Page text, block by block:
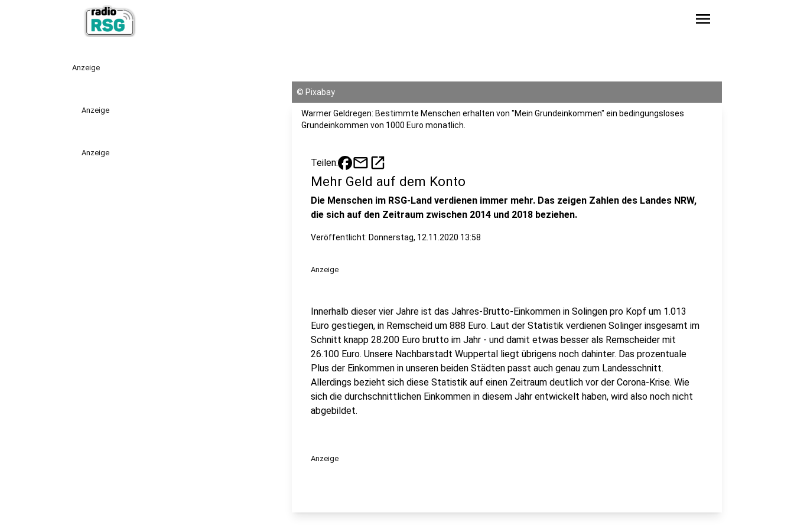
menu
Anzeige
Anzeige
Anzeige
© Pixabay
Warmer Geldregen: Bestimmte Menschen erhalten von "Mein Grundeinkommen" ein bedingungsloses
Grundeinkommen von 1000 Euro monatlich.
Teilen: mailopen_in_new
Mehr Geld auf dem Konto
Die Menschen im RSG-Land verdienen immer mehr. Das zeigen Zahlen des Landes NRW,
die sich auf den Zeitraum zwischen 2014 und 2018 beziehen.
Veröffentlicht: Donnerstag, 12.11.2020 13:58
Anzeige
Innerhalb dieser vier Jahre ist das Jahres-Brutto-Einkommen in Solingen pro Kopf um 1.013
Euro gestiegen, in Remscheid um 888 Euro. Laut der Statistik verdienen Solinger insgesamt im
Schnitt knapp 28.200 Euro brutto im Jahr - und damit etwas besser als Remscheider mit
26.100 Euro. Unsere Nachbarstadt Wuppertal liegt übrigens noch dahinter. Das prozentuale
Plus der Einkommen in unseren beiden Städten passt auch genau zum Landesschnitt.
Allerdings bezieht sich diese Statistik auf einen Zeitraum deutlich vor der Corona-Krise. Wie
sich die durchschnittlichen Einkommen in diesem Jahr entwickelt haben, wird also noch nicht
abgebildet.
Anzeige